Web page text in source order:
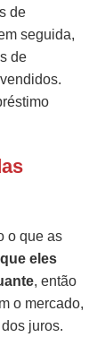
de
seguida,
de
o que as
eles
, então
o mercado,
juros.